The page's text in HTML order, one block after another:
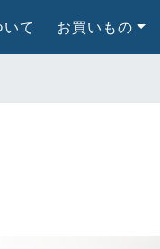
て お買いもの